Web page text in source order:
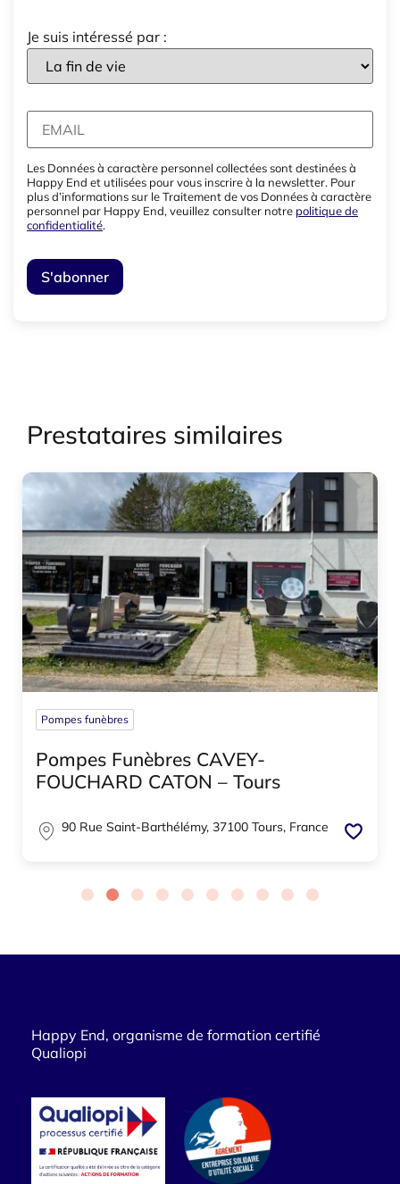
Je suis intéressé par :
Les Données à caractère personnel collectées sont destinées à
Happy End et utilisées pour vous inscrire à la newsletter. Pour
plus d’informations sur le Traitement de vos Données à caractère
personnel par Happy End, veuillez consulter notre politique de
confidentialité.
Prestataires similaires
Pompes funèbres
Pompes Funèbres CAVEY-
FOUCHARD CATON – Tours
90 Rue Saint-Barthélémy, 37100 Tours, France
Happy End, organisme de formation certifié
Qualiopi